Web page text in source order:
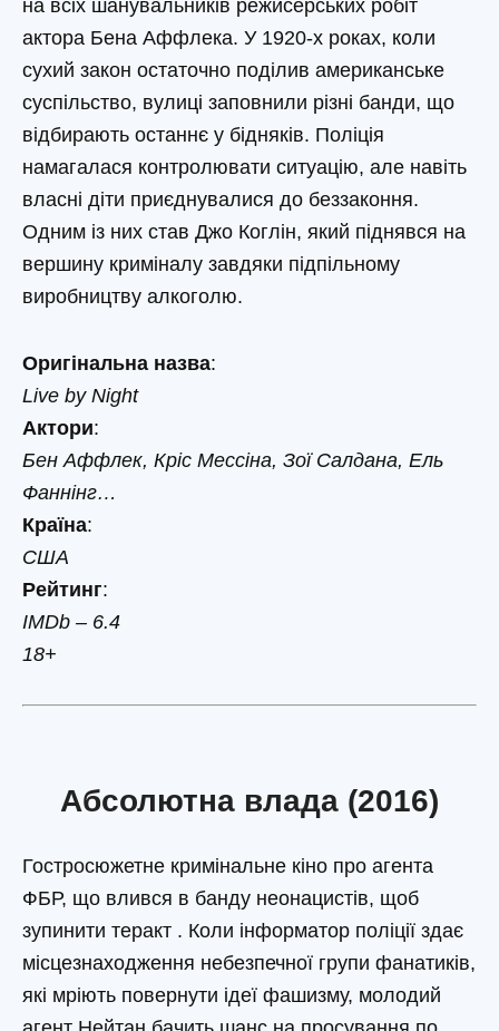
на всіх шанувальників режисерських робіт
актора Бена Аффлека. У 1920-х роках, коли
сухий закон остаточно поділив американське
суспільство, вулиці заповнили різні банди, що
відбирають останнє у бідняків. Поліція
намагалася контролювати ситуацію, але навіть
власні діти приєднувалися до беззаконня.
Одним із них став Джо Коглін, який піднявся на
вершину криміналу завдяки підпільному
виробництву алкоголю.
Оригінальна назва:
Live by Night
Актори:
Бен Аффлек, Кріс Мессіна, Зої Салдана, Ель
Фаннінг…
Країна:
США
Рейтинг:
IMDb – 6.4
18+
Абсолютна влада (2016)
Гостросюжетне кримінальне кіно про агента
ФБР, що влився в банду неонацистів, щоб
зупинити теракт . Коли інформатор поліції здає
місцезнаходження небезпечної групи фанатиків,
які мріють повернути ідеї фашизму, молодий